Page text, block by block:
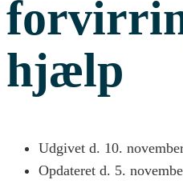
hjælp
Udgivet d. 10.
Opdateret d. 5.